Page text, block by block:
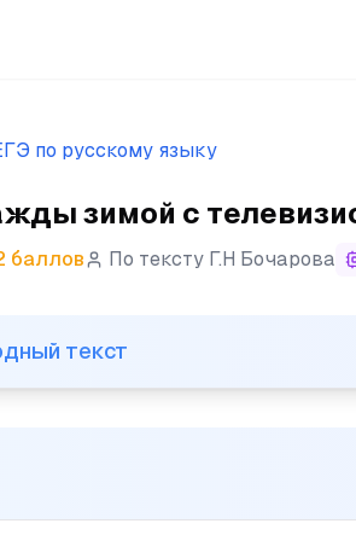
по русскому языку
зимой с
баллов По тексту Г.Н Бочарова
зимой с телевизионных
текст